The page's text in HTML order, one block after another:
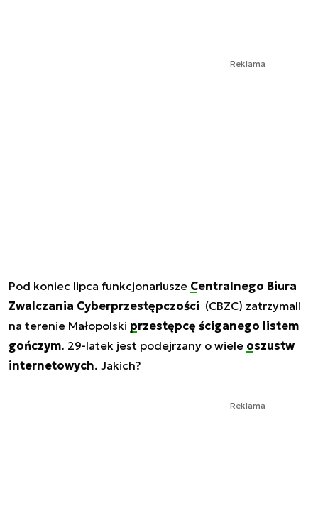
Reklama
Pod koniec lipca funkcjonariusze Centralnego Biura
Zwalczania Cyberprzestępczości (CBZC) zatrzymali
na terenie Małopolski przestępcę ściganego listem
gończym. 29-latek jest podejrzany o wiele oszustw
internetowych. Jakich?
Reklama